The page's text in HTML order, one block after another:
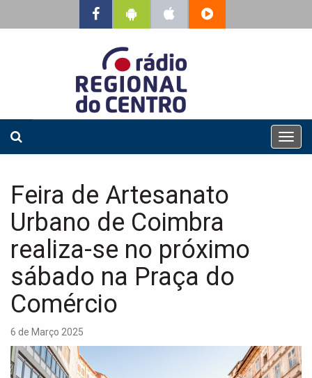
T
o
o
n
Feira de Artesanato
Urbano de Coimbra
realiza-se no próximo
sábado na Praça do
Comércio
6 de Março 2025